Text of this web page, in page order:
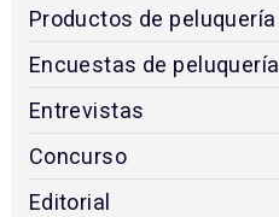
Productos de peluquería
Encuestas de peluquería
Entrevistas
Concurso
Editorial